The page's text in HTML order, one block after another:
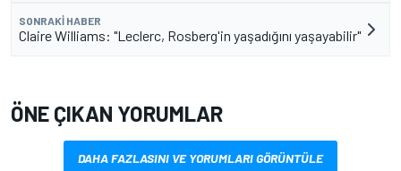
SONRAKI HABER
Claire Williams: "Leclerc, Rosberg'in yaşadığını yaşayabilir"
ÖNE ÇIKAN YORUMLAR
DAHA FAZLASINI VE YORUMLARI GÖRÜNTÜLE